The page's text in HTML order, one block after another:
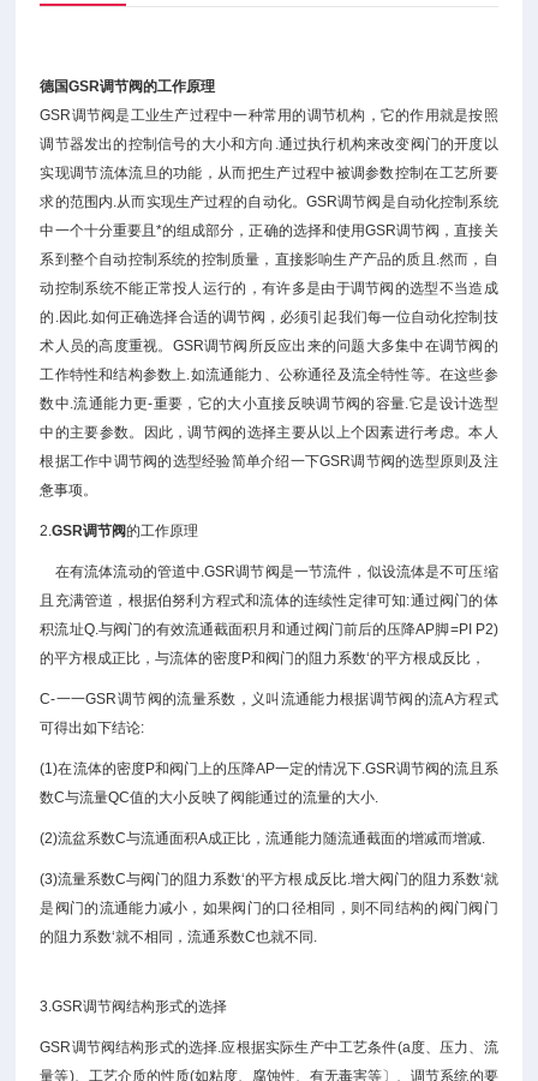
德国GSR调节阀的工作原理
GSR调节阀是工业生产过程中一种常用的调节机构，它的作用就是按照
调节器发出的控制信号的大小和方向.通过执行机构来改变阀门的开度以
实现调节流体流旦的功能，从而把生产过程中被调参数控制在工艺所要
求的范围内.从而实现生产过程的自动化。GSR调节阀是自动化控制系统
中一个十分重要且*的组成部分，正确的选择和使用GSR调节阀，直接关
系到整个自动控制系统的控制质量，直接影响生产产品的质且.然而，自
动控制系统不能正常投人运行的，有许多是由于调节阀的选型不当造成
的.因此.如何正确选择合适的调节阀，必须引起我们每一位自动化控制技
术人员的高度重视。GSR调节阀所反应出来的问题大多集中在调节阀的
工作特性和结构参数上.如流通能力、公称通径及流全特性等。在这些参
数中.流通能力更-重要，它的大小直接反映调节阀的容量.它是设计选型
中的主要参数。因此，调节阀的选择主要从以上个因素进行考虑。本人
根据工作中调节阀的选型经验简单介绍一下GSR调节阀的选型原则及注
惫事项。
2.GSR调节阀的工作原理
在有流体流动的管道中.GSR调节阀是一节流件，似设流体是不可压缩
且充满管道，根据伯努利方程式和流体的连续性定律可知:通过阀门的体
积流址Q.与阀门的有效流通截面积月和通过阀门前后的压降AP脚=PI P2)
的平方根成正比，与流体的密度P和阀门的阻力系数‘的平方根成反比，
C-一一GSR调节阀的流量系数，义叫流通能力根据调节阀的流A方程式
可得出如下结论:
(1)在流体的密度P和阀门上的压降AP一定的情况下.GSR调节阀的流且系
数C与流量QC值的大小反映了阀能通过的流量的大小.
(2)流盆系数C与流通面积A成正比，流通能力随流通截面的增减而增减.
(3)流量系数C与阀门的阻力系数‘的平方根成反比.增大阀门的阻力系数‘就
是阀门的流通能力减小，如果阀门的口径相同，则不同结构的阀门阀门
的阻力系数‘就不相同，流通系数C也就不同.
3.GSR调节阀结构形式的选择
GSR调节阀结构形式的选择.应根据实际生产中工艺条件(a度、压力、流
量等)、工艺介质的性质(如粘度、腐蚀性、有无毒害等〕、调节系统的要